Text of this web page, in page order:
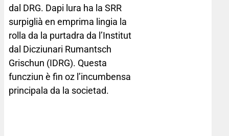
dal DRG. Dapi lura ha la SRR
surpiglià en emprima lingia la
rolla da la purtadra da l’Institut
dal Dicziunari Rumantsch
Grischun (IDRG). Questa
funcziun è fin oz l’incumbensa
principala da la societad.